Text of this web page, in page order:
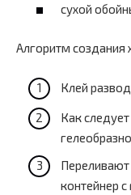
сухой
Алгоритм
Клей
Как
Переливают
контейнер